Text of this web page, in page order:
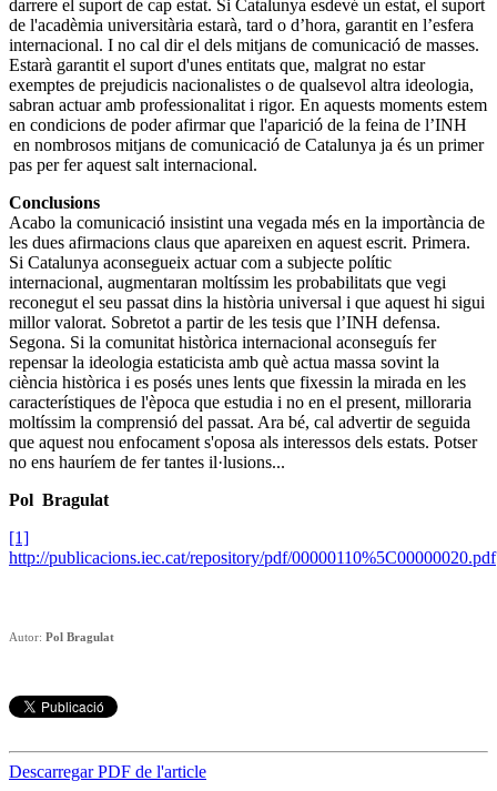
darrere el suport de cap estat. Si Catalunya esdevé un estat, el suport
de l'acadèmia universitària estarà, tard o d’hora, garantit en l’esfera
internacional. I no cal dir el dels mitjans de comunicació de masses.
Estarà garantit el suport d'unes entitats que, malgrat no estar
exemptes de prejudicis nacionalistes o de qualsevol altra ideologia,
sabran actuar amb professionalitat i rigor. En aquests moments estem
en condicions de poder afirmar que l'aparició de la feina de l’INH
en nombrosos mitjans de comunicació de Catalunya ja és un primer
pas per fer aquest salt internacional.
Conclusions
Acabo la comunicació insistint una vegada més en la importància de
les dues afirmacions claus que apareixen en aquest escrit. Primera.
Si Catalunya aconsegueix actuar com a subjecte polític
internacional, augmentaran moltíssim les probabilitats que vegi
reconegut el seu passat dins la història universal i que aquest hi sigui
millor valorat. Sobretot a partir de les tesis que l’INH defensa.
Segona. Si la comunitat històrica internacional aconseguís fer
repensar la ideologia estaticista amb què actua massa sovint la
ciència històrica i es posés unes lents que fixessin la mirada en les
característiques de l'època que estudia i no en el present, milloraria
moltíssim la comprensió del passat. Ara bé, cal advertir de seguida
que aquest nou enfocament s'oposa als interessos dels estats. Potser
no ens hauríem de fer tantes il·lusions...
Pol Bragulat
[1]
http://publicacions.iec.cat/repository/pdf/00000110%5C00000020.pdf
Autor: Pol Bragulat
Descarregar PDF de l'article